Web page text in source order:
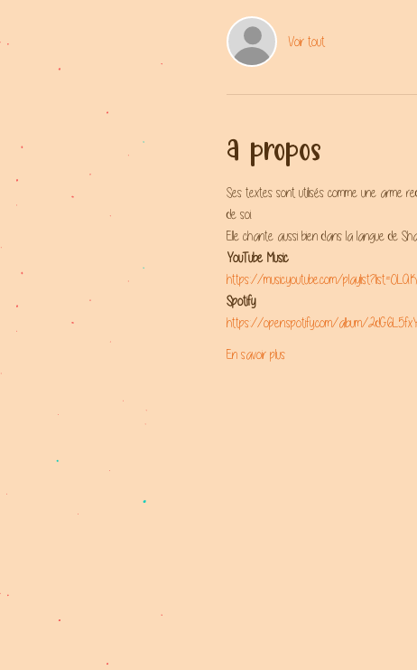
Voir tout
A propos
Ses textes sont utilisés comme une arme
de soi.
Elle chante aussi bien dans la langue de
YouTube Music
https://music.youtube.com/
Spotify
https://open.spotify.com/album/
En savoir plus